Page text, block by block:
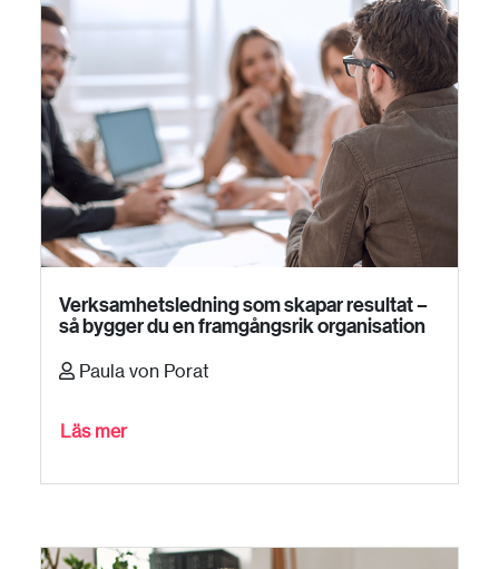
Verksamhetsledning som skapar resultat –
så bygger du en framgångsrik organisation
Paula von Porat
Läs mer